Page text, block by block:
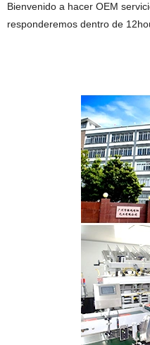
Bienvenido a hacer OEM
responderemos dentro de